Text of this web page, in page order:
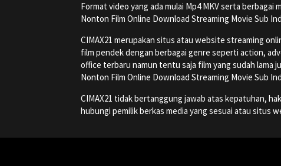
Format video yang ada mulai Mp4 MKV serta berbagai
Nonton Film Online Download Streaming Movie Sub
CIMAX21 merupakan situs atau website streaming
film pendek dengan berbagai genre seperti action,
office terbaru namun tentu saja film yang sudah lama
Nonton Film Online Download Streaming Movie Sub
CIMAX21 tidak bertanggung jawab atas kepatuhan,
hubungi pemilik berkas media yang sesuai atau situs